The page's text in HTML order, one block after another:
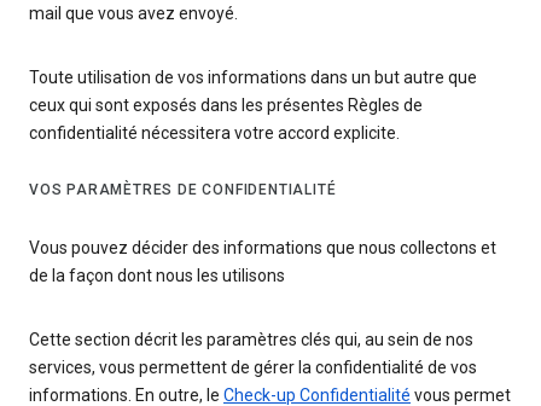
mail que vous avez envoyé.
Toute utilisation de vos informations dans un but autre que
ceux qui sont exposés dans les présentes Règles de
confidentialité nécessitera votre accord explicite.
VOS PARAMÈTRES DE CONFIDENTIALITÉ
Vous pouvez décider des informations que nous collectons et
de la façon dont nous les utilisons
Cette section décrit les paramètres clés qui, au sein de nos
services, vous permettent de gérer la confidentialité de vos
informations. En outre, le Check-up Confidentialité vous permet